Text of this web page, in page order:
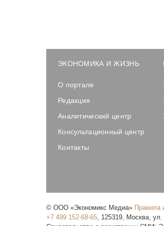
ЭКОНОМИКА И ЖИЗНЬ
О портале
Редакция
Аналитический центр
Консультационный центр
Контакты
© ООО «Экономикс Медиа» Правила
+7 499 152-68-65, 125319, Москва, ул.